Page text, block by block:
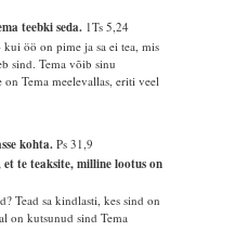
teebki seda. 1Ts 5,24
öö on pime ja sa ei tea, mis
sind. Tema võib sinu
on Tema meelevallas, eriti veel
kohta.Ps 31,9
te teaksite, milline lootus on
Tead sa kindlasti, kes sind on
on kutsunud sind Tema